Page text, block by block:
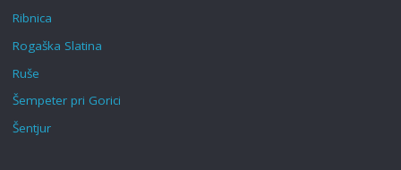
Ribnica
Rogaška Slatina‎
Ruše
Šempeter pri Gorici
Šentjur